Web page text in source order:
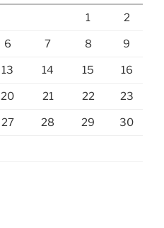
1 2
6 7 8 9
13 14 15 16
20 21 22 23
27 28 29 30